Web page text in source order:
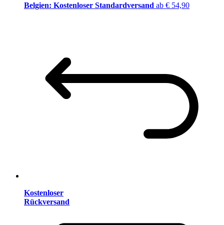
Belgien: Kostenloser Standardversand ab € 54,90
Kostenloser
Rückversand